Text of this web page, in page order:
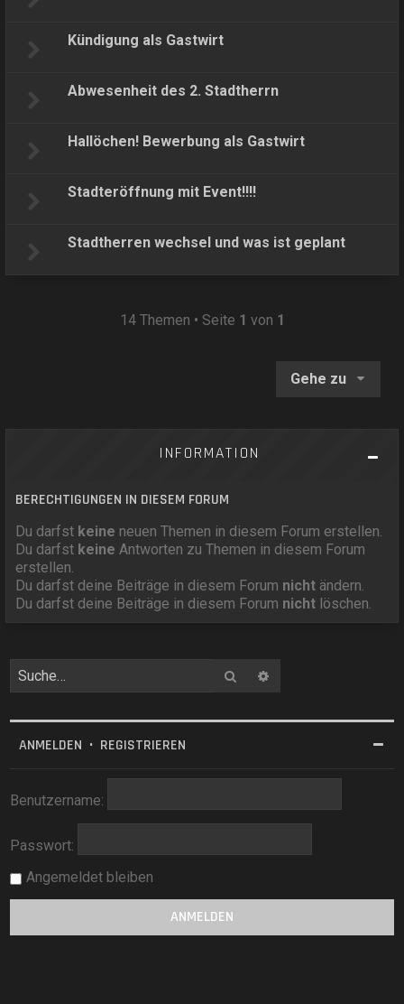
Kündigung als Gastwirt
Abwesenheit des 2. Stadtherrn
Hallöchen! Bewerbung als Gastwirt
Stadteröffnung mit Event!!!!
Stadtherren wechsel und was ist geplant
14 Themen • Seite 1 von 1
Gehe zu
INFORMATION
BERECHTIGUNGEN IN DIESEM FORUM
Du darfst keine neuen Themen in diesem Forum erstellen.
Du darfst keine Antworten zu Themen in diesem Forum
erstellen.
Du darfst deine Beiträge in diesem Forum nicht ändern.
Du darfst deine Beiträge in diesem Forum nicht löschen.
Suche
ANMELDEN • REGISTRIEREN
Benutzername:
Passwort:
Angemeldet bleiben